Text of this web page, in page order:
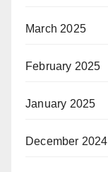
March 2025
February 2025
January 2025
December 2024